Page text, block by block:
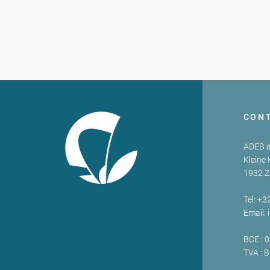
ADEB
Kleine
1932
Tel:
Email:
BCE :
TVA :